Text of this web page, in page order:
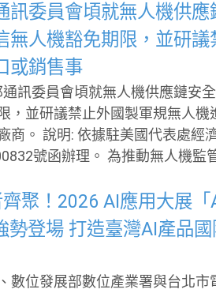
，主辦單位將依據企業需求推薦
地找到合作機會，縮短搜尋與媒
19日在台北世貿一館展出，集
AI應用、半導體與光電通訊、生
、先進材料等多元領域，展現臺
交流的重要平台。 除了技術展示外，今
制，包含創新技術發表會、企業
訊委員會頃就無人機供應
無人機豁免期限，並研議
或銷售事
訊委員會頃就無人機供應鏈安
，並研議禁止外國製軍規無人機
濟組115年7月22
推動無人機監管改革，美國聯
入限制清單；續於本(2026)年1
購買美國貨標準」之產品，有效
機供應鏈安全提出兩項措施：一
及零組件豁免期限（由原2027年
聚！2026 AI應用大展「
勢登場 打造臺灣AI產品
數位發展部數位產業署與台北市